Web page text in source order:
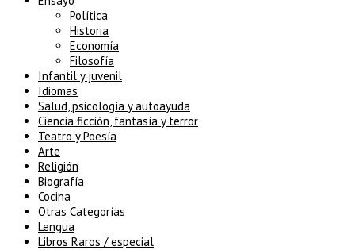
Política
Historia
Economía
Filosofía
Infantil y juvenil
Idiomas
Salud, psicología y autoayuda
Ciencia ficción, fantasía y terror
Teatro y Poesía
Arte
Religión
Biografía
Cocina
Otras Categorías
Lengua
Libros Raros / especial